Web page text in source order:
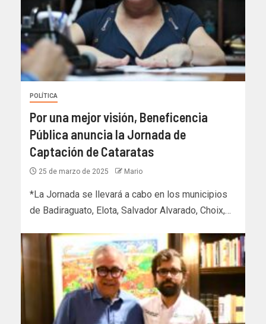
POLÍTICA
Por una mejor visión, Beneficencia
Pública anuncia la Jornada de
Captación de Cataratas
25 de marzo de 2025 Mario
*La Jornada se llevará a cabo en los municipios
de Badiraguato, Elota, Salvador Alvarado, Choix,…